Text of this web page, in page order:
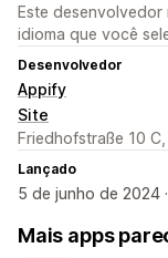
Este
idioma que você
Desenvolvedor
Appify
Site
Friedhofstraße 10
Lançado
5 de junho de 2024 ·
Mais apps